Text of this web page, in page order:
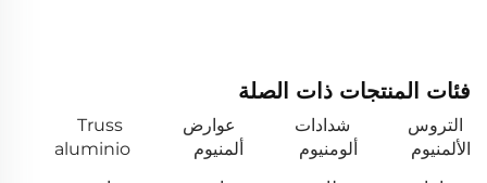
فئات المنتجات ذات الصلة
التروس
الألمنيوم
شدادات
ألومنيوم
عوارض
ألمنيوم
Truss
aluminio